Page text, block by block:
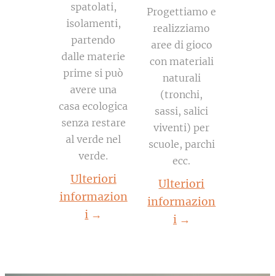
spatolati,
isolamenti,
partendo
dalle materie
prime si può
avere una
casa ecologica
senza restare
al verde nel
verde.
Ulteriori
informazion
i →
Progettiamo e
realizziamo
aree di gioco
con materiali
naturali
(tronchi,
sassi, salici
viventi) per
scuole, parchi
ecc.
Ulteriori
informazion
i→